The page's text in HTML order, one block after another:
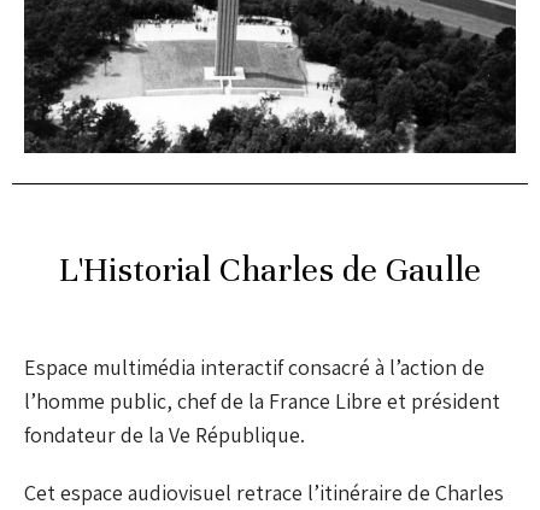
L'Historial Charles de Gaulle
Espace multimédia interactif consacré à l’action de
l’homme public, chef de la France Libre et président
fondateur de la Ve République.
Cet espace audiovisuel retrace l’itinéraire de Charles